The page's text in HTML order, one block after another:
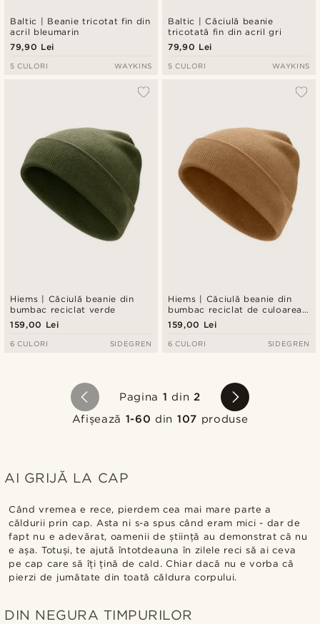
Baltic | Beanie tricotat fin din
acril bleumarin
79,90 Lei
5 CULORI WAYKINS
Baltic | Căciulă beanie
tricotată fin din acril gri
79,90 Lei
5 CULORI WAYKINS
Hiems | Căciulă beanie din
bumbac reciclat verde
159,00 Lei
6 CULORI SIDEGREN
Hiems | Căciulă beanie din
bumbac reciclat de culoarea
nisipului
159,00 Lei
6 CULORI SIDEGREN
Pagina 1 din2
Afișează 1-60 din 107 produse
AI GRIJĂ LA CAP
Când vremea e rece, pierdem cea mai mare parte a
căldurii prin cap. Asta ni s-a spus când eram mici - dar de
fapt nu e adevărat, oamenii de știință au demonstrat că nu
e așa. Totuși, te ajută întotdeauna în zilele reci să ai ceva
pe cap care să îți țină de cald. Chiar dacă nu e vorba că
pierzi de jumătate din toată căldura corpului.
DIN NEGURA TIMPURILOR